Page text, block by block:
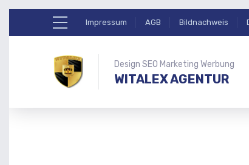
Impressum AGB Bildnachweis
Design SEO Marketing Werbung
WITALEX AGENTUR